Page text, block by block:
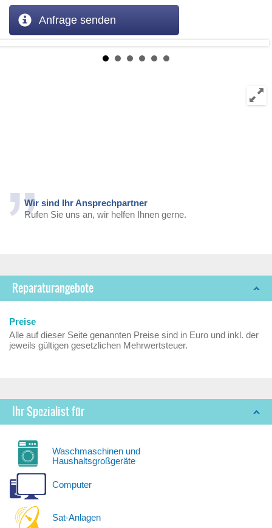
Anfrage senden
Wir sind Ihr Ansprechpartner
Rufen Sie uns an, wir helfen Ihnen gerne.
Reparaturangebote
Preise
Alle auf dieser Seite genannten Preise sind in Euro und inkl. der
jeweils gültigen gesetzlichen Mehrwertsteuer.
Ihr Spezialist für
Waschmaschinen und
Haushaltsgroßgeräte
Computer
Sat-Anlagen